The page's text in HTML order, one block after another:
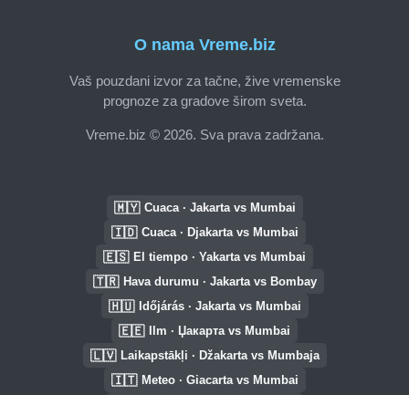
O nama Vreme.biz
Vaš pouzdani izvor za tačne, žive vremenske
prognoze za gradove širom sveta.
Vreme.biz © 2026. Sva prava zadržana.
🇲🇾 Cuaca · Jakarta vs Mumbai
🇮🇩 Cuaca · Djakarta vs Mumbai
🇪🇸 El tiempo · Yakarta vs Mumbai
🇹🇷 Hava durumu · Jakarta vs Bombay
🇭🇺 Időjárás · Jakarta vs Mumbai
🇪🇪 Ilm · Џакарта vs Mumbai
🇱🇻 Laikapstākļi · Džakarta vs Mumbaja
🇮🇹 Meteo · Giacarta vs Mumbai